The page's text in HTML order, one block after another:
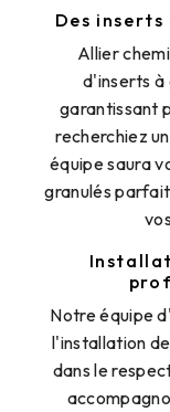
Des
Allier
d'inserts à
garantissant
recherchiez
équipe saura
granulés
Notre équipe
l'installation
dans le